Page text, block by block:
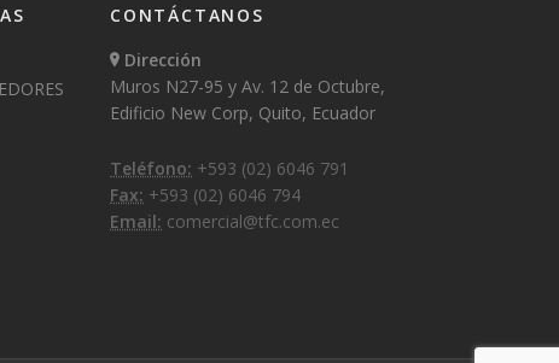
CONTÁCTANOS
Dirección
Muros N27-95 y Av. 12 de Octubre,
Edificio New Corp, Quito, Ecuador
Teléfono: +593 (02) 6046 791
Fax: +593 (02) 6046 794
Email: comercial@tfc.com.ec